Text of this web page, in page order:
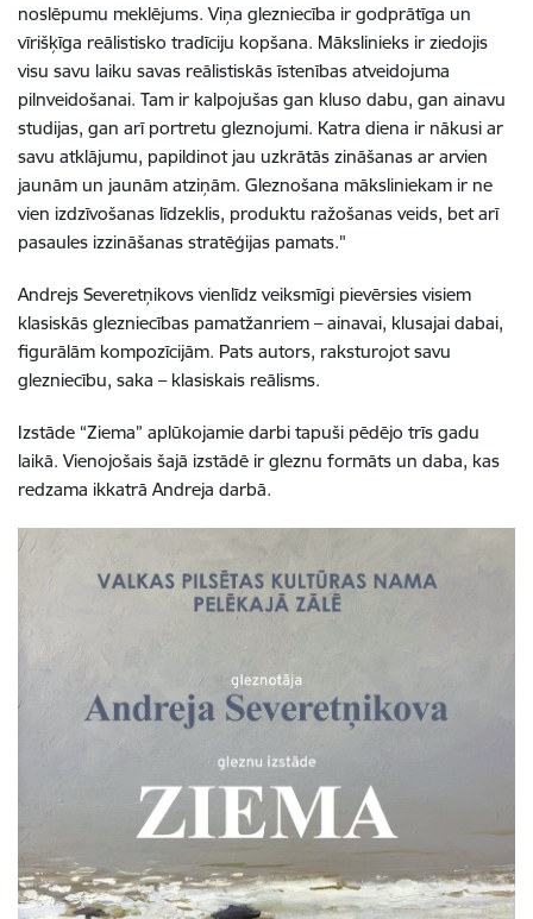
noslēpumu meklējums. Viņa glezniecība ir godprātīga un
vīrišķīga reālistisko tradīciju kopšana. Mākslinieks ir ziedojis
visu savu laiku savas reālistiskās īstenības atveidojuma
pilnveidošanai. Tam ir kalpojušas gan kluso dabu, gan ainavu
studijas, gan arī portretu gleznojumi. Katra diena ir nākusi ar
savu atklājumu, papildinot jau uzkrātās zināšanas ar arvien
jaunām un jaunām atziņām. Gleznošana māksliniekam ir ne
vien izdzīvošanas līdzeklis, produktu ražošanas veids, bet arī
pasaules izzināšanas stratēģijas pamats."
Andrejs Severetņikovs vienlīdz veiksmīgi pievērsies visiem
klasiskās glezniecības pamatžanriem – ainavai, klusajai dabai,
figurālām kompozīcijām. Pats autors, raksturojot savu
glezniecību, saka – klasiskais reālisms.
Izstāde “Ziema” aplūkojamie darbi tapuši pēdējo trīs gadu
laikā. Vienojošais šajā izstādē ir gleznu formāts un daba, kas
redzama ikkatrā Andreja darbā.